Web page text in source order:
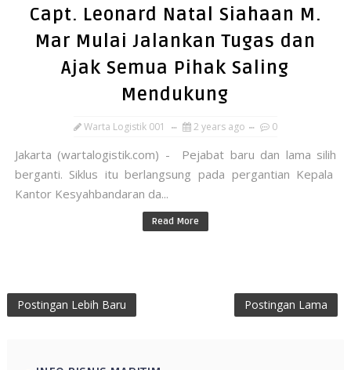
Capt. Leonard Natal Siahaan M.
Mar Mulai Jalankan Tugas dan
Ajak Semua Pihak Saling
Mendukung
Warta Logistik 001 2 years ago 0
Jakarta (wartalogistik.com) - Pejabat baru dan lama silih
berganti. Siklus itu berlangsung pada pergantian Kepala
Kantor Kesyahbandaran da...
Read More
Postingan Lebih Baru Postingan Lama